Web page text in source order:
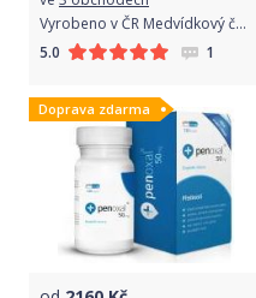
Vyrobeno v ČR Medvídkový čaj máta, 50g
5.0
1
Doprava zdarma